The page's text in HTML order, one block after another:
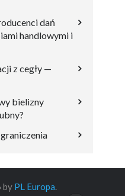
dań
handlowymi i
z cegły —
bielizny
by PL Europa